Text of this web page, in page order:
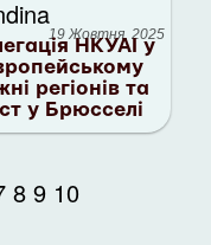
19 Жовтня, 2025
НКУАІ у
регіонів та
у Брюсселі
8 9 10